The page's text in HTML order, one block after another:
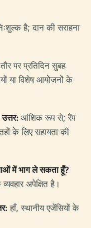
है; दान की सराहना
पर प्रतिदिन सुबह
या विशेष आयोजनों के
उत्तर: आंशिक रूप से; रैंप
के लिए सहायता की
में भाग ले सकता हूँ?
अपेक्षित है।
हाँ, स्थानीय एजेंसियों के